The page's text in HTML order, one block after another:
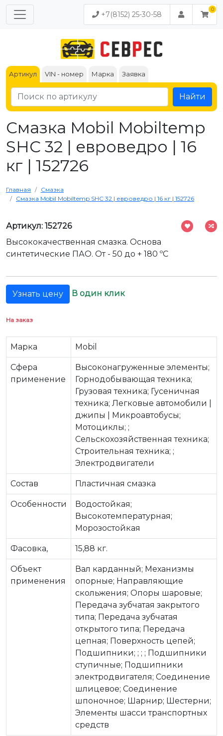
+7(8152) 25-30-58
Артикул VIN - номер Марка Заявка
Найти
Смазка Mobil Mobiltemp
SHC 32 | евроведро | 16
кг | 152726
Главная
Смазка
Смазка Mobil Mobiltemp SHC 32 | евроведро | 16 кг | 152726
Артикул: 152726
Высококачественная смазка. Основа
синтетические ПАО. От - 50 до + 180 ºС
Узнать цену В один клик
На заказ
Марка Mobil
Сфера
применение
Высоконагруженные элементы;
Горнодобывающая техника;
Грузовая техника; Гусеничная
техника; Легковые автомобили |
джипы | Микроавтобусы;
Мотоциклы; ;
Сельскохозяйственная техника;
Строительная техника; ;
Электродвигатели
Состав Пластичная смазка
Особенности
Водостойкая;
Высокотемпературная;
Морозостойкая
Фасовка, 15,88 кг.
Объект
применения
Вал карданный; Механизмы
опорные; Направляющие
скольжения; Опоры шаровые;
Передача зубчатая закрытого
типа; Передача зубчатая
открытого типа; Передача
цепная; Поверхность цепей;
Подшипники; ; ; ; Подшипники
ступичные; Подшипники
электродвигателя; Соединение
шлицевое; Соединение
шпоночное; Шарнир; Шестерни;
Элементы шасси транспортных
средств